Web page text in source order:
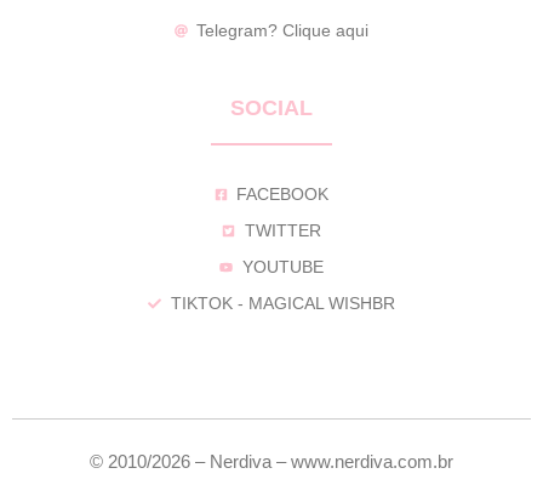
Telegram? Clique aqui
SOCIAL
FACEBOOK
TWITTER
YOUTUBE
TIKTOK - MAGICAL WISHBR
© 2010/2026 – Nerdiva – www.nerdiva.com.br